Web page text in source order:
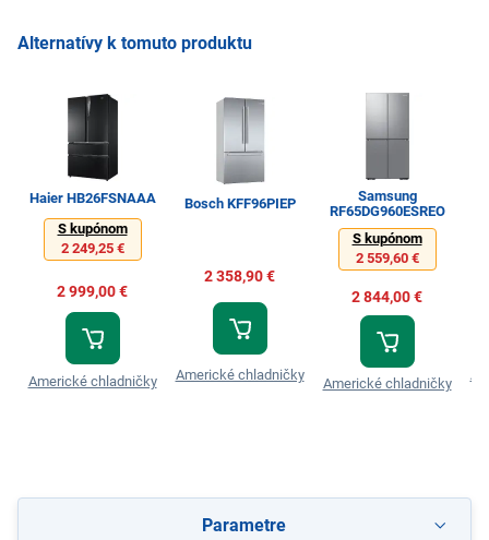
Alternatívy k tomuto produktu
Haier HB26FSNAAA
S kupónom
2 249,25 €
2 999,00 €
Americké chladničky
Bosch KFF96PIEP
2 358,90 €
Americké chladničky
Samsung
RF65DG960ESREO
S kupónom
2 559,60 €
2 844,00 €
Americké chladničky
Parametre